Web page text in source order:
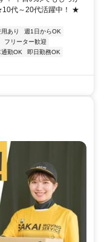
代～20代活躍中！ ★
あり
週1日からOK
フリーター歓迎
通勤OK
即日勤務OK